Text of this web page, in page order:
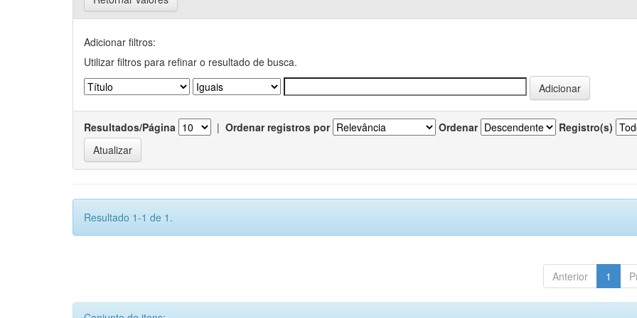
Adicionar filtros:
Utilizar filtros para refinar o resultado de busca.
Resultados/Página | Ordenar registros por Ordenar Registro(s)
Resultado 1-1 de 1.
Anterior 1